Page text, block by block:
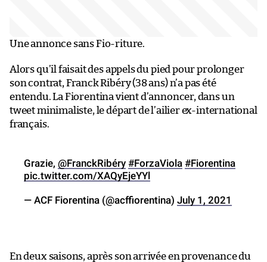
Une annonce sans Fio-riture.
Alors qu’il faisait des appels du pied pour prolonger
son contrat, Franck Ribéry (38 ans) n’a pas été
entendu. La Fiorentina vient d’annoncer, dans un
tweet minimaliste, le départ de l’ailier ex-international
français.
Grazie, @FranckRibéry #ForzaViola #Fiorentina
pic.twitter.com/XAQyEjeYYl
— ACF Fiorentina (@acffiorentina) July 1, 2021
En deux saisons, après son arrivée en provenance du